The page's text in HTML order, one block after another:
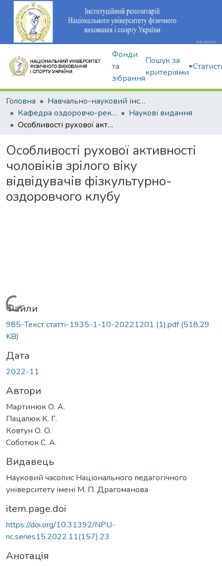
Фонди
та
зібрання
Пошук за
критеріями
Головна
Навчально-науковий інститут здоров'я, реабілітації та фізичного виховання
Кафедра оздоровчо-рекреаційної рухової активності
Наукові видання
Особливості рухової активності чоловіків зрілого віку відвідувачів фізкультурно-оздоровчого клубу
Особливості рухової активності
чоловіків зрілого віку
відвідувачів фізкультурно-
оздоровчого клубу
Вантажиться...
Файли
985-Текст статті-1935-1-10-20221201 (1).pdf(518,29
KB)
Дата
2022-11
Автори
Мартинюк О. А.
Пацалюк К. Г.
Ковтун О. О.
Соботюк С. А.
Видавець
Науковий часопис Національного педагогічного
університету імені М. П. Драгоманова
item.page.doi
https://doi.org/10.31392/NPU-
nc.series15.2022.11(157).23
Анотація